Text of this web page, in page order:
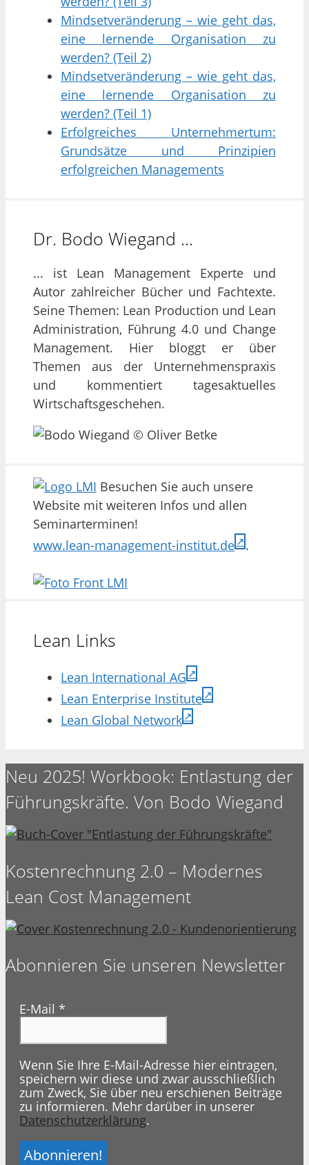
Mindsetveränderung – wie geht das,
eine lernende Organisation zu
werden? (Teil 2)
Mindsetveränderung – wie geht das,
eine lernende Organisation zu
werden? (Teil 1)
Erfolgreiches Unternehmertum:
Grundsätze und Prinzipien
erfolgreichen Managements
Dr. Bodo Wiegand …
... ist Lean Management Experte und
Autor zahlreicher Bücher und Fachtexte.
Seine Themen: Lean Production und Lean
Administration, Führung 4.0 und Change
Management. Hier bloggt er über
Themen aus der Unternehmenspraxis
und kommentiert tagesaktuelles
Wirtschaftsgeschehen.
Besuchen Sie auch unsere
Website mit weiteren Infos und allen
Seminarterminen!
www.lean-management-institut.de
.
Lean Links
Lean International AG
Lean Enterprise Institute
Lean Global Network
Neu 2025! Workbook: Entlastung der
Führungskräfte. Von Bodo Wiegand
Kostenrechnung 2.0 – Modernes
Lean Cost Management
Abonnieren Sie unseren Newsletter
E-Mail *
Wenn Sie Ihre E-Mail-Adresse hier eintragen,
speichern wir diese und zwar ausschließlich
zum Zweck, Sie über neu erschienen Beiträge
zu informieren. Mehr darüber in unserer
Datenschutzerklärung.